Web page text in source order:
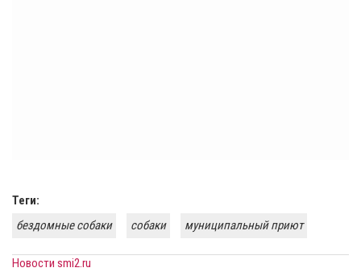
Теги:
бездомные собаки
собаки муниципальный приют
Новости smi2.ru